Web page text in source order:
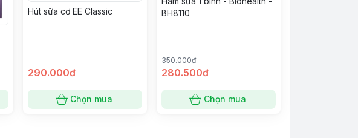
Hút sữa cơ EE Classic
290.000đ
Chọn mua
BH8110
350.000đ
280.500đ
Chọn mua